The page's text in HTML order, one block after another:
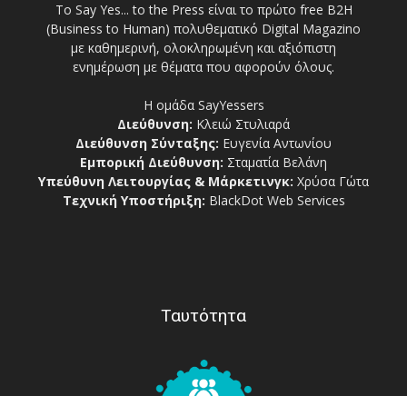
Το Say Yes... to the Press είναι το πρώτο free Β2Η
(Business to Human) πολυθεματικό Digital Magazino
με καθημερινή, ολοκληρωμένη και αξιόπιστη
ενημέρωση με θέματα που αφορούν όλους.
Η ομάδα SayYessers
Διεύθυνση: Κλειώ Στυλιαρά
Διεύθυνση Σύνταξης: Ευγενία Αντωνίου
Εμπορική Διεύθυνση: Σταματία Βελάνη
Υπεύθυνη Λειτουργίας & Μάρκετινγκ: Χρύσα Γώτα
Τεχνική Υποστήριξη: BlackDot Web Services
Ταυτότητα